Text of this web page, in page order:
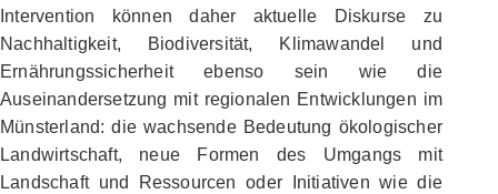
Intervention können daher aktuelle Diskurse zu
Nachhaltigkeit, Biodiversität, Klimawandel und
Ernährungssicherheit ebenso sein wie die
Auseinandersetzung mit regionalen Entwicklungen im
Münsterland: die wachsende Bedeutung ökologischer
Landwirtschaft, neue Formen des Umgangs mit
Landschaft und Ressourcen oder Initiativen wie die